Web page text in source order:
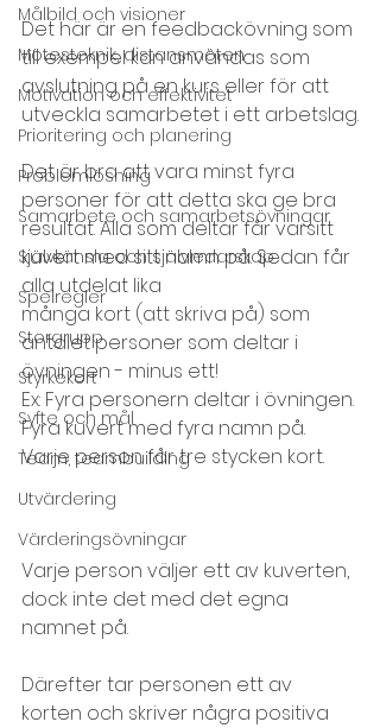
Målbild och visioner
Mötesteknik, distansmöten
Motivation och effektivitet
Prioritering och planering
Problemlösning
Samarbete och samarbetsövningar
Självkänsla och självledarskap
Spelregler
Storgrupp
Styrkekort
Syfte och mål
Team, teambuilding
Utvärdering
Värderingsövningar
Det här är en feedbackövning som
till exempel kan användas som
avslutning på en kurs eller för att
utveckla samarbetet i ett arbetslag.
Det är bra att vara minst fyra
personer för att detta ska ge bra
resultat. Alla som deltar får varsitt
kuvert med sitt namn på. Sedan får
alla utdelat lika
många kort (att skriva på) som
antalet personer som deltar i
övningen - minus ett!
Ex: Fyra personern deltar i övningen.
Fyra kuvert med fyra namn på.
Varje person får tre stycken kort.
Varje person väljer ett av kuverten,
dock inte det med det egna
namnet på.
Därefter tar personen ett av
korten och skriver några positiva